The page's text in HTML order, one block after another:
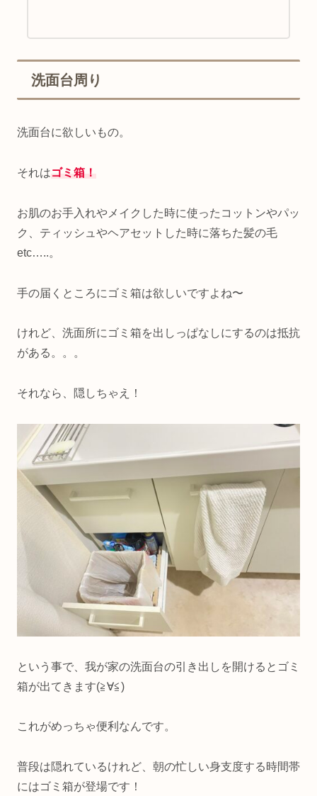
洗面台周り
洗面台に欲しいもの。
それはゴミ箱！
お肌のお手入れやメイクした時に使ったコットンやパッ
ク、ティッシュやヘアセットした時に落ちた髪の毛
etc…..。
手の届くところにゴミ箱は欲しいですよね〜
けれど、洗面所にゴミ箱を出しっぱなしにするのは抵抗
がある。。。
それなら、隠しちゃえ！
という事で、我が家の洗面台の引き出しを開けるとゴミ
箱が出てきます(≧∀≦)
これがめっちゃ便利なんです。
普段は隠れているけれど、朝の忙しい身支度する時間帯
にはゴミ箱が登場です！